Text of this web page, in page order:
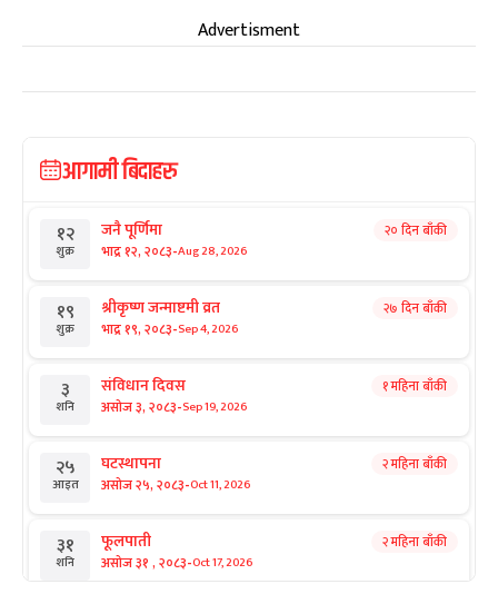
Advertisment
आगामी बिदाहरु
१२
शुक्र
जनै पूर्णिमा
भाद्र १२, २०८३-Aug 28, 2026
२० दिन बाँकी
१९
शुक्र
श्रीकृष्ण जन्माष्टमी व्रत
भाद्र १९, २०८३-Sep 4, 2026
२७ दिन बाँकी
३
शनि
संविधान दिवस
असोज ३, २०८३-Sep 19, 2026
१ महिना बाँकी
२५
आइत
घटस्थापना
असोज २५, २०८३-Oct 11, 2026
२ महिना बाँकी
३१
शनि
फूलपाती
असोज ३१ , २०८३-Oct 17, 2026
२ महिना बाँकी